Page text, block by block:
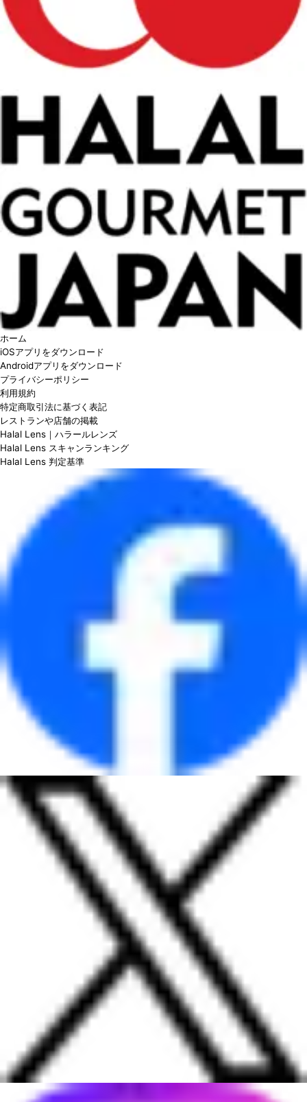
ホーム
iOSアプリをダウンロード
Androidアプリをダウンロード
プライバシーポリシー
利用規約
特定商取引法に基づく表記
レストランや店舗の掲載
Halal Lens｜ハラールレンズ
Halal Lens スキャンランキング
Halal Lens 判定基準